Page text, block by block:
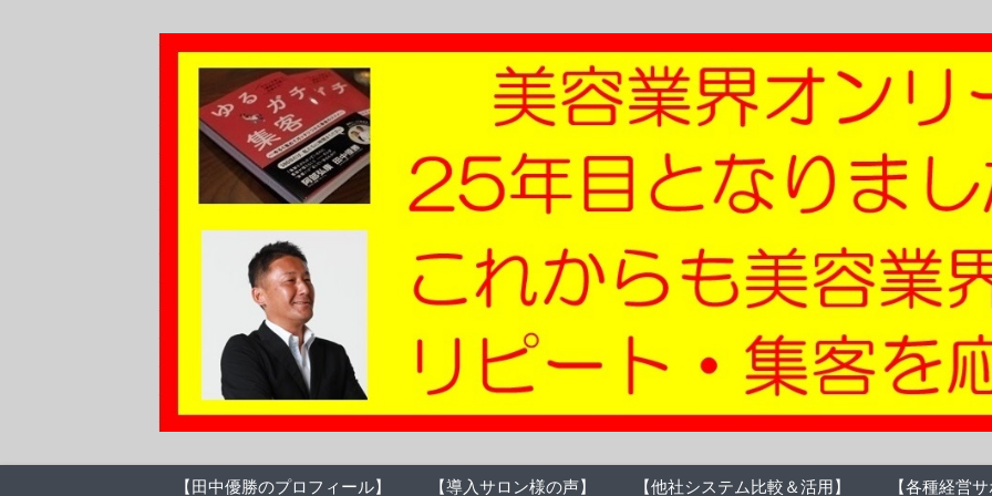
【田中優勝のプロフィール】 【導入サロン様の声】 【他社システム比較＆活用】 【各種経営